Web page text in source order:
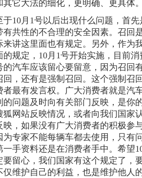
其它大法的细化，更明确、更具体
月1号以后出现什么问题，首先
有共性的不合理的安全因素。召回
来讲这里面也有规定。另外，作为
的规定，10月1号开始实施，目前
的汽车应该留心要留意，因为召回
回，还有是强制召回。这个强制召
者最有发言权。广大消费者就是汽
的问题及时向有关部门反映，是你
狐网站反映情况，或者向我们国家
映，如果没有广大消费者的积极参
为专家不能每辆车都去使用，只有
一手资料还是在消费者手中。希望
要留心，我们国家有这个规定了，
仅维护自己的利益，也是维护他人